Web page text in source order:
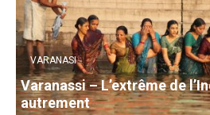
VARANASI
Varanassi – L’extrême de
autrement